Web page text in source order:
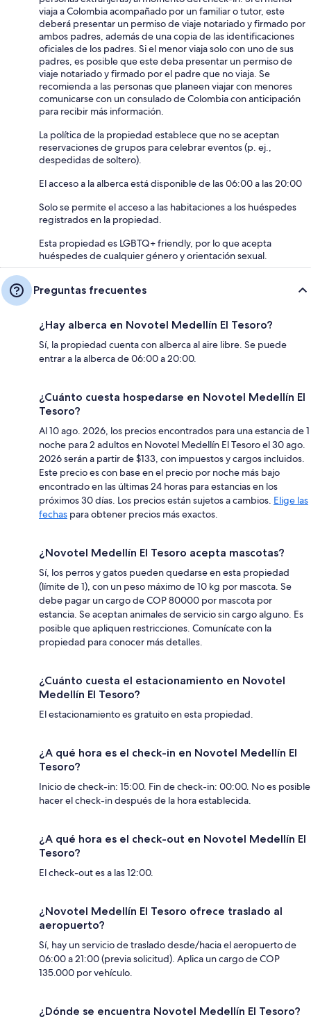
viaja a Colombia acompañado por un familiar o tutor, este
deberá presentar un permiso de viaje notariado y firmado por
ambos padres, además de una copia de las identificaciones
oficiales de los padres. Si el menor viaja solo con uno de sus
padres, es posible que este deba presentar un permiso de
viaje notariado y firmado por el padre que no viaja. Se
recomienda a las personas que planeen viajar con menores
comunicarse con un consulado de Colombia con anticipación
para recibir más información.
La política de la propiedad establece que no se aceptan
reservaciones de grupos para celebrar eventos (p. ej.,
despedidas de soltero).
El acceso a la alberca está disponible de las 06:00 a las 20:00
Solo se permite el acceso a las habitaciones a los huéspedes
registrados en la propiedad.
Esta propiedad es LGBTQ+ friendly, por lo que acepta
huéspedes de cualquier género y orientación sexual.
Preguntas frecuentes
¿Hay alberca en Novotel Medellín El Tesoro?
Sí, la propiedad cuenta con alberca al aire libre. Se puede
entrar a la alberca de 06:00 a 20:00.
¿Cuánto cuesta hospedarse en Novotel Medellín El
Tesoro?
Al 10 ago. 2026, los precios encontrados para una estancia de 1
noche para 2 adultos en Novotel Medellín El Tesoro el 30 ago.
2026 serán a partir de $133, con impuestos y cargos incluidos.
Este precio es con base en el precio por noche más bajo
encontrado en las últimas 24 horas para estancias en los
próximos 30 días. Los precios están sujetos a cambios. Elige las
fechas para obtener precios más exactos.
¿Novotel Medellín El Tesoro acepta mascotas?
Sí, los perros y gatos pueden quedarse en esta propiedad
(límite de 1), con un peso máximo de 10 kg por mascota. Se
debe pagar un cargo de COP 80000 por mascota por
estancia. Se aceptan animales de servicio sin cargo alguno. Es
posible que apliquen restricciones. Comunícate con la
propiedad para conocer más detalles.
¿Cuánto cuesta el estacionamiento en Novotel
Medellín El Tesoro?
El estacionamiento es gratuito en esta propiedad.
¿A qué hora es el check-in en Novotel Medellín El
Tesoro?
Inicio de check-in: 15:00. Fin de check-in: 00:00. No es posible
hacer el check-in después de la hora establecida.
¿A qué hora es el check-out en Novotel Medellín El
Tesoro?
El check-out es a las 12:00.
¿Novotel Medellín El Tesoro ofrece traslado al
aeropuerto?
Sí, hay un servicio de traslado desde/hacia el aeropuerto de
06:00 a 21:00 (previa solicitud). Aplica un cargo de COP
135.000 por vehículo.
¿Dónde se encuentra Novotel Medellín El Tesoro?